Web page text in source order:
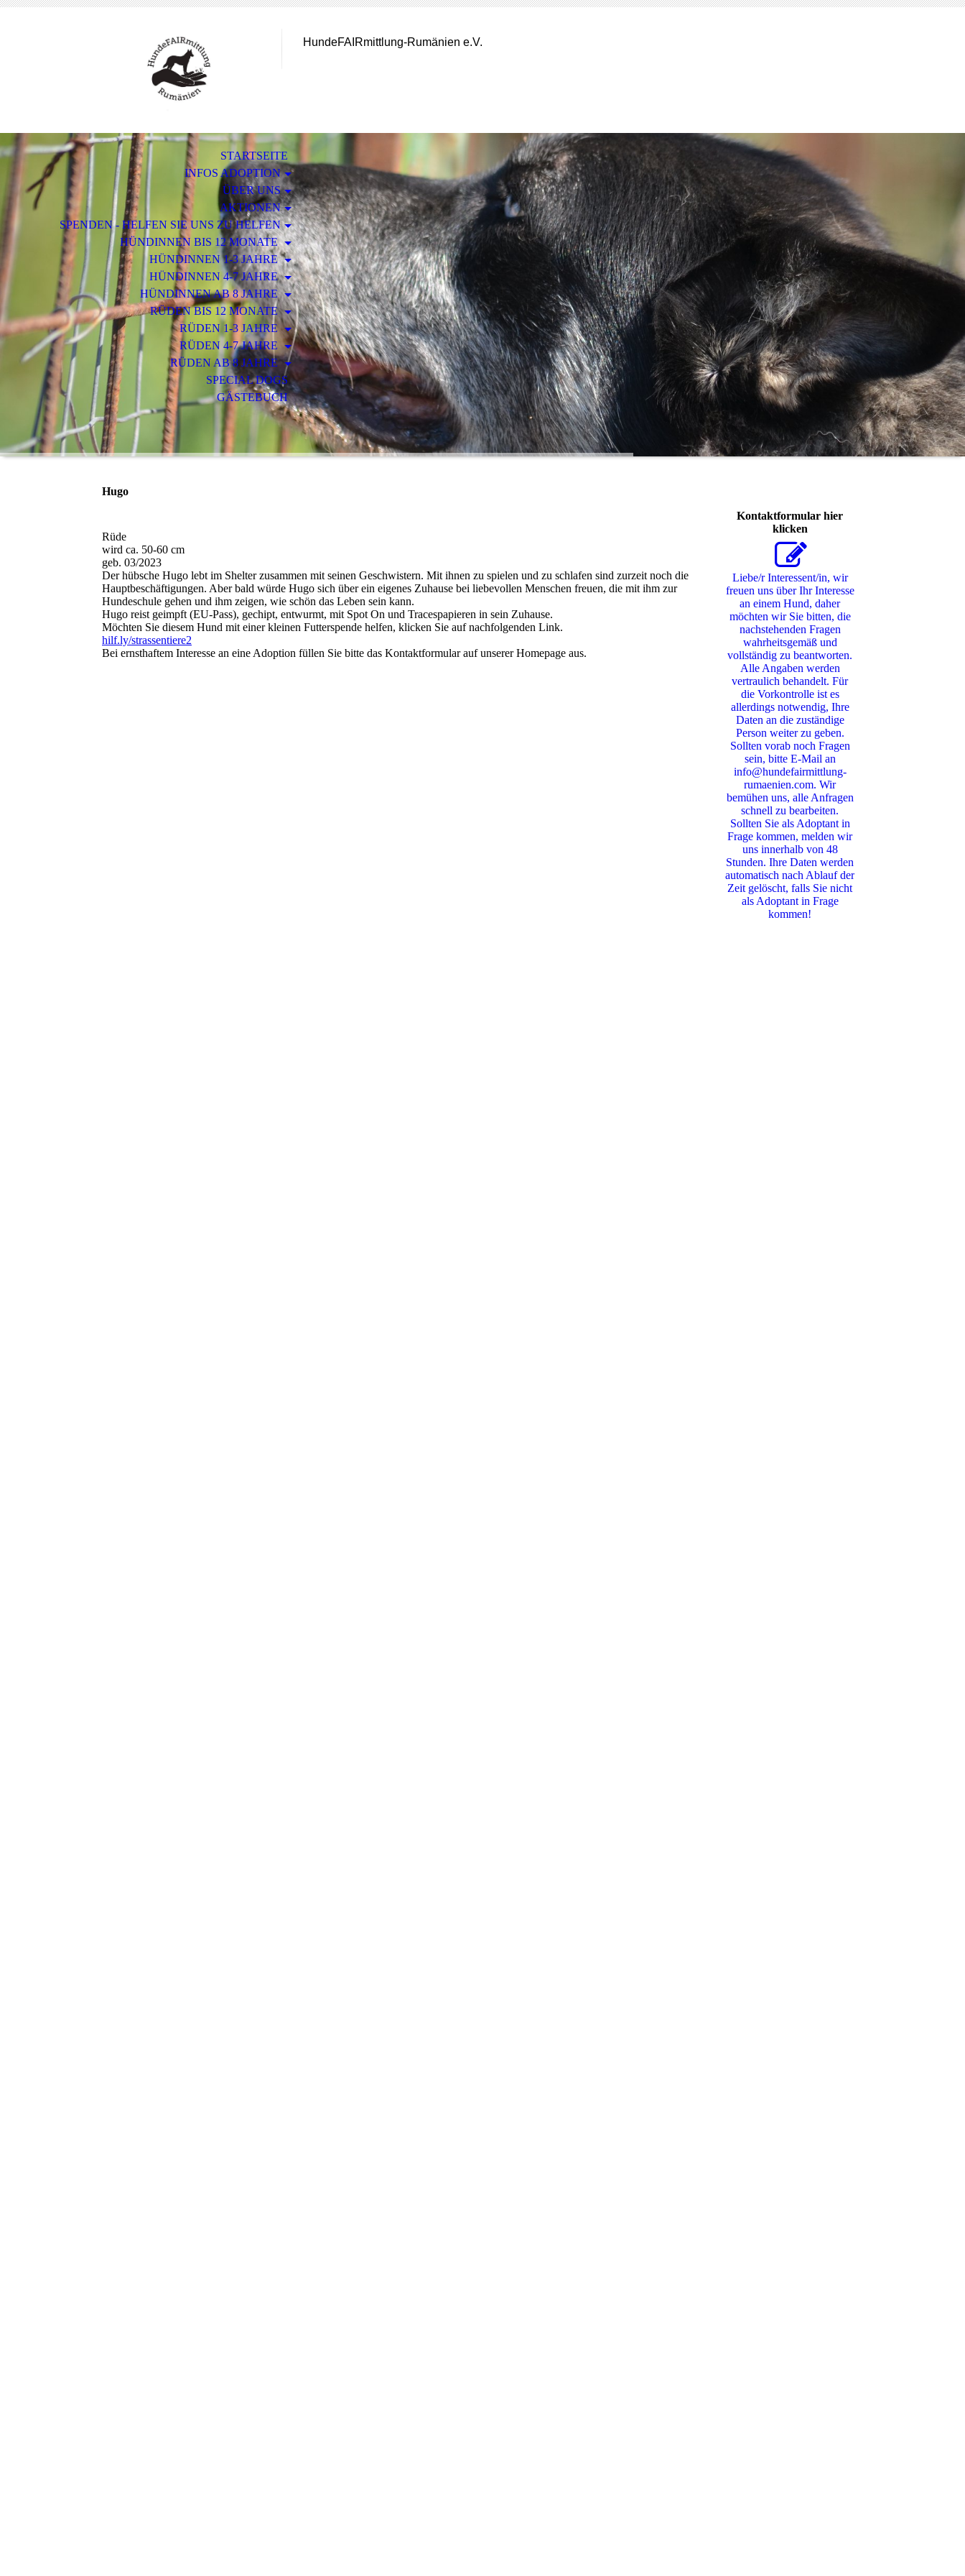
HundeFAIRmittlung-Rumänien e.V.
STARTSEITE
INFOS ADOPTION
ÜBER UNS
AKTIONEN
SPENDEN - HELFEN SIE UNS ZU HELFEN
HÜNDINNEN BIS 12 MONATE
HÜNDINNEN 1-3 JAHRE
HÜNDINNEN 4-7 JAHRE
HÜNDINNEN AB 8 JAHRE
RÜDEN BIS 12 MONATE
RÜDEN 1-3 JAHRE
RÜDEN 4-7 JAHRE
RÜDEN AB 8 JAHRE
SPECIAL DOGS
GÄSTEBUCH
Hugo
Rüde
wird ca. 50-60 cm
geb. 03/2023
Der hübsche Hugo lebt im Shelter zusammen mit seinen Geschwistern. Mit ihnen zu spielen und zu schlafen sind zurzeit noch die
Hauptbeschäftigungen. Aber bald würde Hugo sich über ein eigenes Zuhause bei liebevollen Menschen freuen, die mit ihm zur
Hundeschule gehen und ihm zeigen, wie schön das Leben sein kann.
Hugo reist geimpft (EU-Pass), gechipt, entwurmt, mit Spot On und Tracespapieren in sein Zuhause.
Möchten Sie diesem Hund mit einer kleinen Futterspende helfen, klicken Sie auf nachfolgenden Link.
hilf.ly/strassentiere2
Bei ernsthaftem Interesse an eine Adoption füllen Sie bitte das Kontaktformular auf unserer Homepage aus.
Kontaktformular hier
klicken
Liebe/r Interessent/in, wir
freuen uns über Ihr Interesse
an einem Hund, daher
möchten wir Sie bitten, die
nachstehenden Fragen
wahrheitsgemäß und
vollständig zu beantworten.
Alle Angaben werden
vertraulich behandelt. Für
die Vorkontrolle ist es
allerdings notwendig, Ihre
Daten an die zuständige
Person weiter zu geben.
Sollten vorab noch Fragen
sein, bitte E-Mail an
info@hundefairmittlung-
rumaenien.com. Wir
bemühen uns, alle Anfragen
schnell zu bearbeiten.
Sollten Sie als Adoptant in
Frage kommen, melden wir
uns innerhalb von 48
Stunden. Ihre Daten werden
automatisch nach Ablauf der
Zeit gelöscht, falls Sie nicht
als Adoptant in Frage
kommen!